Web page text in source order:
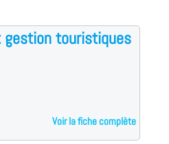
gestion touristiques
Voir la fiche complète